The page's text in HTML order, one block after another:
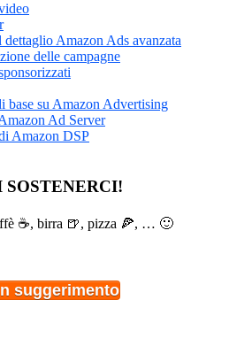
dettaglio Amazon Ads avanzata
delle campagne
base su Amazon Advertising
Ad Server
Amazon DSP
☕, birra 🍺, pizza 🍕, … 🙂
suggerimento